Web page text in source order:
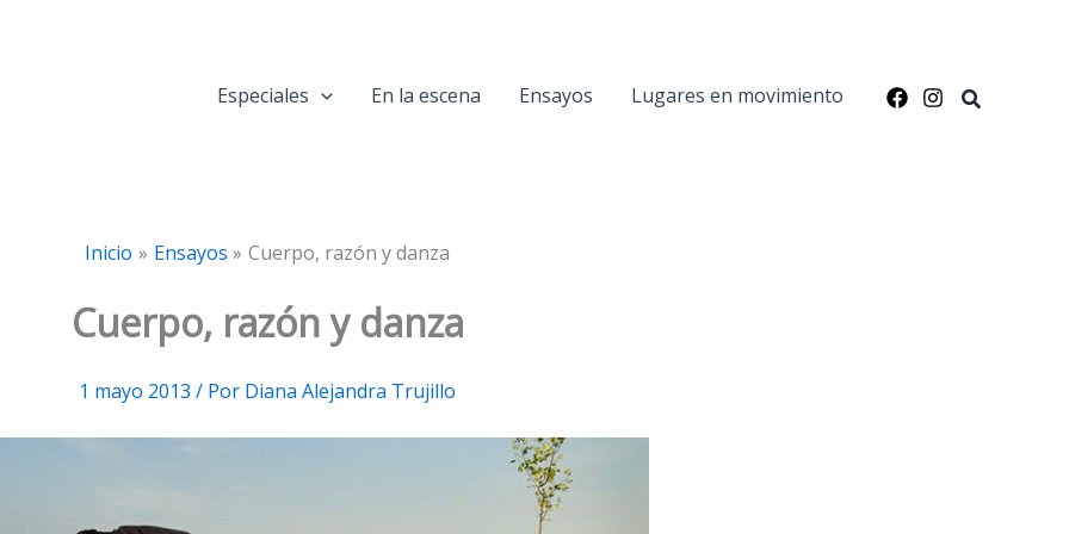
Especiales En la escena Ensayos Lugares en movimiento Buscar
Inicio Ensayos Cuerpo, razón y danza
Cuerpo, razón y danza
1 mayo 2013 / Por Diana Alejandra Trujillo